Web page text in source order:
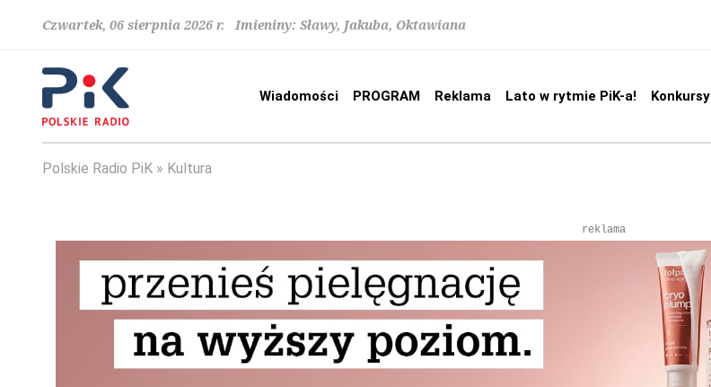
Czwartek, 06 sierpnia 2026 r. Imieniny: Sławy, Jakuba, Oktawiana
Wiadomości PROGRAM Reklama Lato w rytmie PiK-a! Konkursy
Polskie Radio PiK Kultura
reklama